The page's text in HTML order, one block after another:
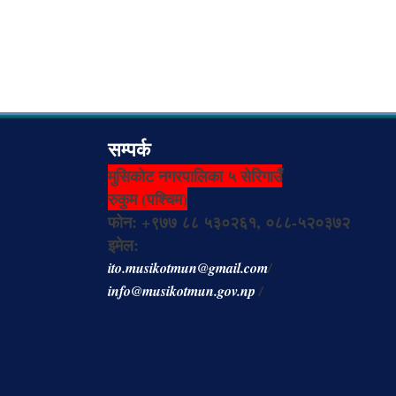
सम्पर्क
मुसिकोट नगरपालिका ५ सेरिगाउँ
रुकुम (पश्चिम)
फोन: +९७७ ८८ ५३०२६१, ०८८-५२०३७२
इमेल:
ito.musikotmun@gmail.com/
info@musikotmun.gov.np/